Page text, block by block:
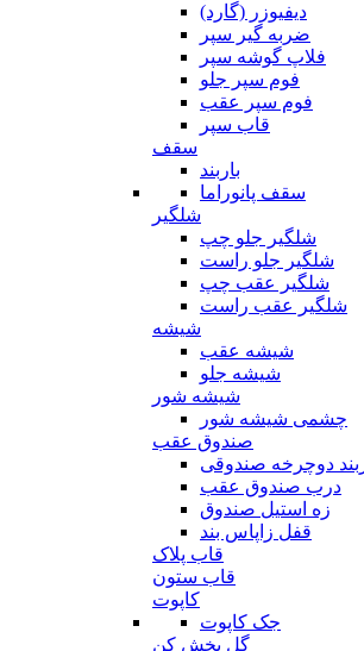
دیفیوزر (گارد)
ضربه گیر سپر
فلاپ گوشه سپر
فوم سپر جلو
فوم سپر عقب
قاب سپر
سقف
باربند
سقف پانوراما
شلگیر
شلگیر جلو چپ
شلگیر جلو راست
شلگیر عقب چپ
شلگیر عقب راست
شیشه
شیشه عقب
شیشه جلو
شیشه شور
چشمی شیشه شور
صندوق عقب
دوچرخه صندوقی
درب صندوق عقب
زه استیل صندوق
قفل زاپاس بند
قاب پلاک
قاب ستون
کاپوت
جک کاپوت
گل پخش کن